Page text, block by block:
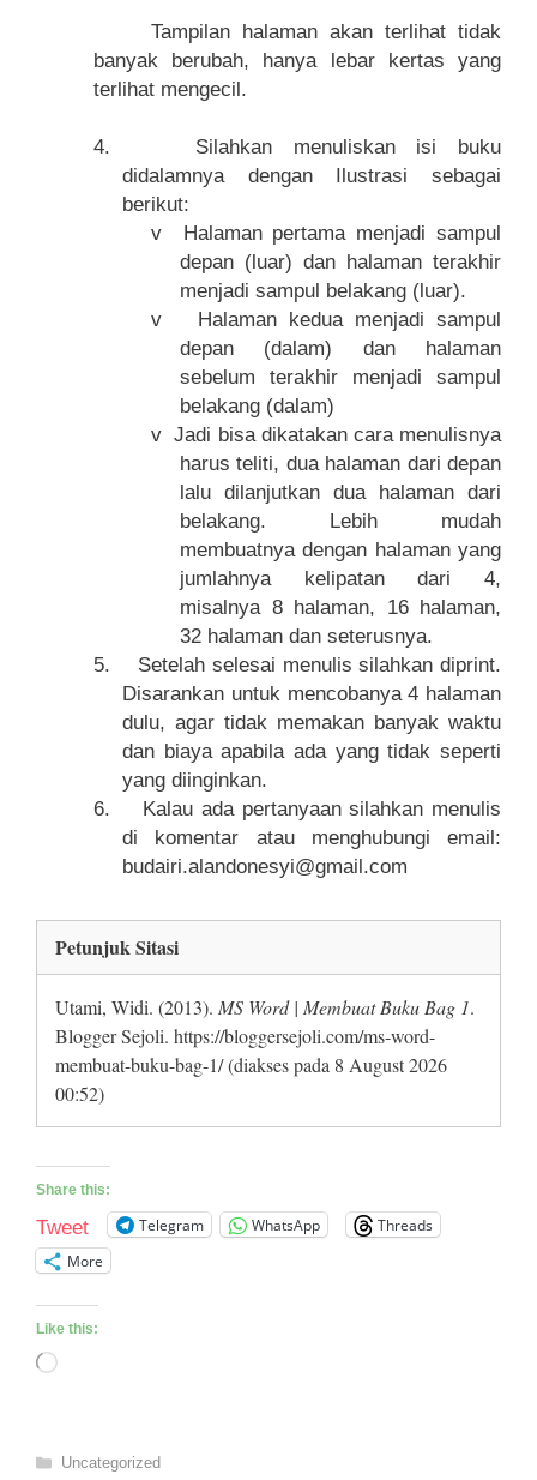
Tampilan halaman akan terlihat tidak
banyak berubah, hanya lebar kertas yang
terlihat mengecil.
4.
Silahkan menuliskan isi buku
didalamnya dengan Ilustrasi sebagai
berikut:
v
Halaman pertama menjadi sampul
depan (luar) dan halaman terakhir
menjadi sampul belakang (luar).
v
Halaman kedua menjadi sampul
depan (dalam) dan halaman
sebelum terakhir menjadi sampul
belakang (dalam)
v Jadi bisa dikatakan cara menulisnya
harus teliti, dua halaman dari depan
lalu dilanjutkan dua halaman dari
belakang. Lebih mudah
membuatnya dengan halaman yang
jumlahnya kelipatan dari 4,
misalnya 8 halaman, 16 halaman,
32 halaman dan seterusnya.
5.
Setelah selesai menulis silahkan diprint.
Disarankan untuk mencobanya 4 halaman
dulu, agar tidak memakan banyak waktu
dan biaya apabila ada yang tidak seperti
yang diinginkan.
6.
Kalau ada pertanyaan silahkan menulis
di komentar atau menghubungi email:
budairi.alandonesyi@gmail.com
Petunjuk Sitasi
Utami, Widi. (2013). MS Word | Membuat Buku Bag 1.
Blogger Sejoli. https://bloggersejoli.com/ms-word-
membuat-buku-bag-1/ (diakses pada 8 August 2026
00:52)
Share this:
Tweet Telegram WhatsApp
Threads
More
Like this:
Loading…
Categories
Uncategorized